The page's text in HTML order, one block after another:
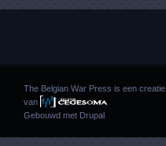
The Belgian War Press is een creatie
van
Gebouwd met Drupal